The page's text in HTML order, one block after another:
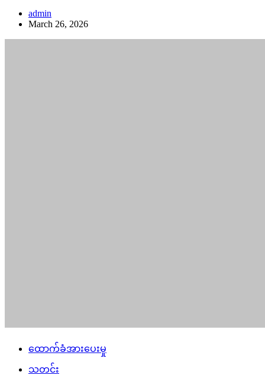
admin
March 26, 2026
ထောက်ခံအားပေးမှု
သတင်း